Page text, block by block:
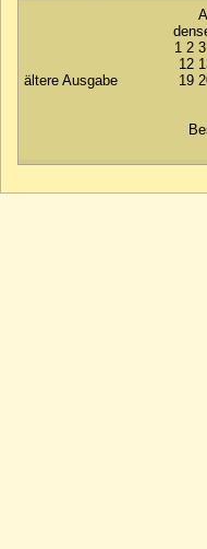
ältere Ausgabe
1 2 3
12
19